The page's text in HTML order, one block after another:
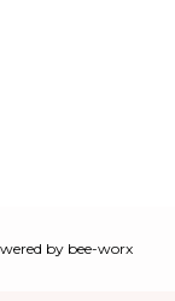
by bee-worx